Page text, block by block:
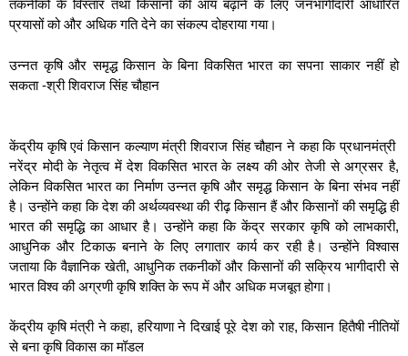
तकनीकों के विस्तार तथा किसानों की आय बढ़ाने के लिए जनभागीदारी आधारित
प्रयासों को और अधिक गति देने का संकल्प दोहराया गया।
उन्नत कृषि और समृद्ध किसान के बिना विकसित भारत का सपना साकार नहीं हो
सकता -श्री शिवराज सिंह चौहान
केंद्रीय कृषि एवं किसान कल्याण मंत्री शिवराज सिंह चौहान ने कहा कि प्रधानमंत्री
नरेंद्र मोदी के नेतृत्व में देश विकसित भारत के लक्ष्य की ओर तेजी से अग्रसर है,
लेकिन विकसित भारत का निर्माण उन्नत कृषि और समृद्ध किसान के बिना संभव नहीं
है। उन्होंने कहा कि देश की अर्थव्यवस्था की रीढ़ किसान हैं और किसानों की समृद्धि ही
भारत की समृद्धि का आधार है। उन्होंने कहा कि केंद्र सरकार कृषि को लाभकारी,
आधुनिक और टिकाऊ बनाने के लिए लगातार कार्य कर रही है। उन्होंने विश्वास
जताया कि वैज्ञानिक खेती, आधुनिक तकनीकों और किसानों की सक्रिय भागीदारी से
भारत विश्व की अग्रणी कृषि शक्ति के रूप में और अधिक मजबूत होगा।
केंद्रीय कृषि मंत्री ने कहा, हरियाणा ने दिखाई पूरे देश को राह, किसान हितैषी नीतियों
से बना कृषि विकास का मॉडल